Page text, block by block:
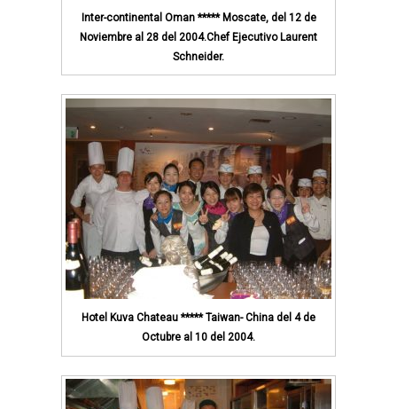
Inter-continental Oman ***** Moscate, del 12 de
Noviembre al 28 del 2004.Chef Ejecutivo Laurent
Schneider.
Hotel Kuva Chateau ***** Taiwan- China del 4 de
Octubre al 10 del 2004.